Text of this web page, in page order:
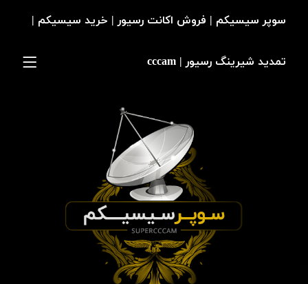
سوپر سیسیکم | فروش اکانت رسیور | خرید سیسیکم |
تمدید شیرینگ رسیور | cccam